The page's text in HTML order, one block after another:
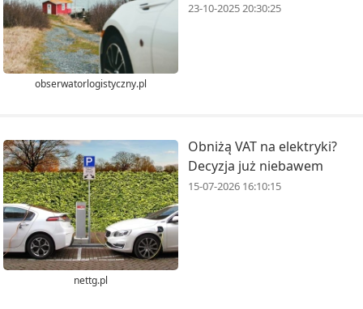
obserwatorlogistyczny.pl
23-10-2025 20:30:25
nettg.pl
Obniżą VAT na elektryki?
Decyzja już niebawem
15-07-2026 16:10:15